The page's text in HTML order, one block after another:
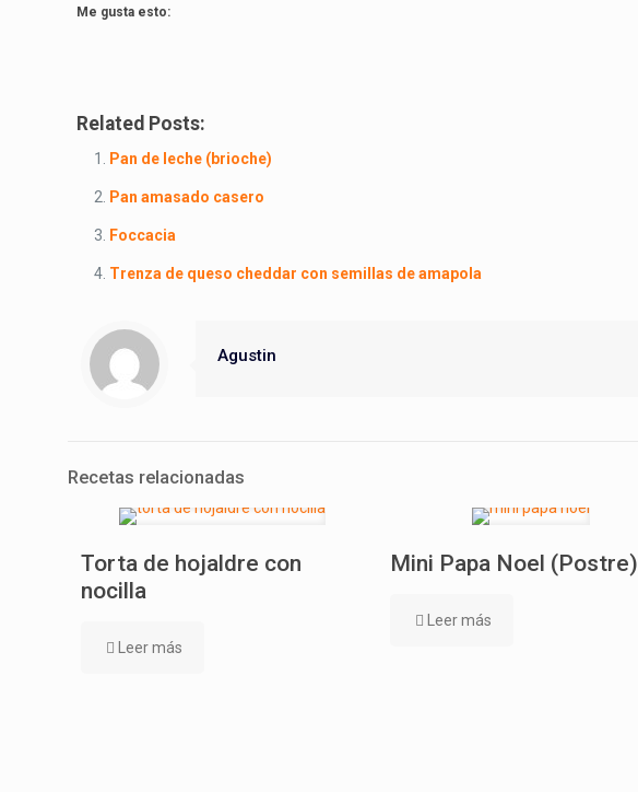
Me gusta esto:
Related Posts:
Pan de leche (brioche)
Pan amasado casero
Foccacia
Trenza de queso cheddar con semillas de amapola
Agustin
Recetas relacionadas
Torta de hojaldre con
nocilla
Leer más
Mini Papa Noel (Postre)
Leer más